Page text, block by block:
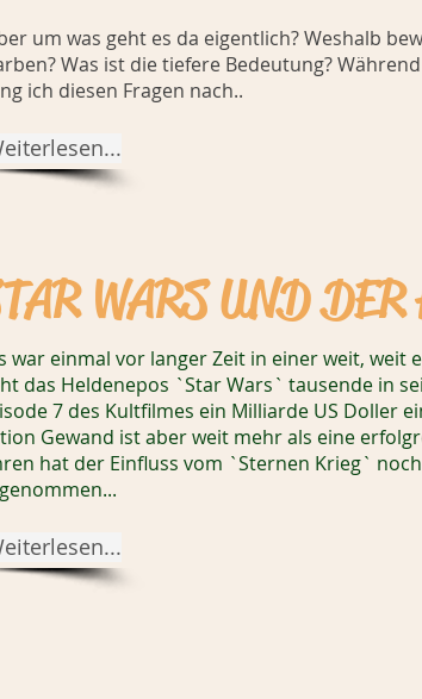
um was geht es da eigentlich? Weshalb
Was ist die tiefere Bedeutung?
ich diesen Fragen nach..
WARS UND
war einmal vor langer Zeit in einer weit,
das Heldenepos `Star Wars` tausende in
7 des Kultfilmes ein Milliarde US Doller
Gewand ist aber weit mehr als eine
hat der Einfluss vom `Sternen Krieg`